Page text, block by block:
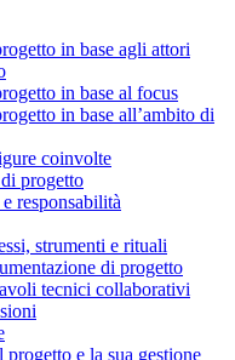
in base agli attori
in base al focus
in base all’ambito di
coinvolte
progetto
responsabilità
strumenti e rituali
di progetto
tecnici collaborativi
e la sua gestione